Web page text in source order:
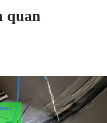
quan